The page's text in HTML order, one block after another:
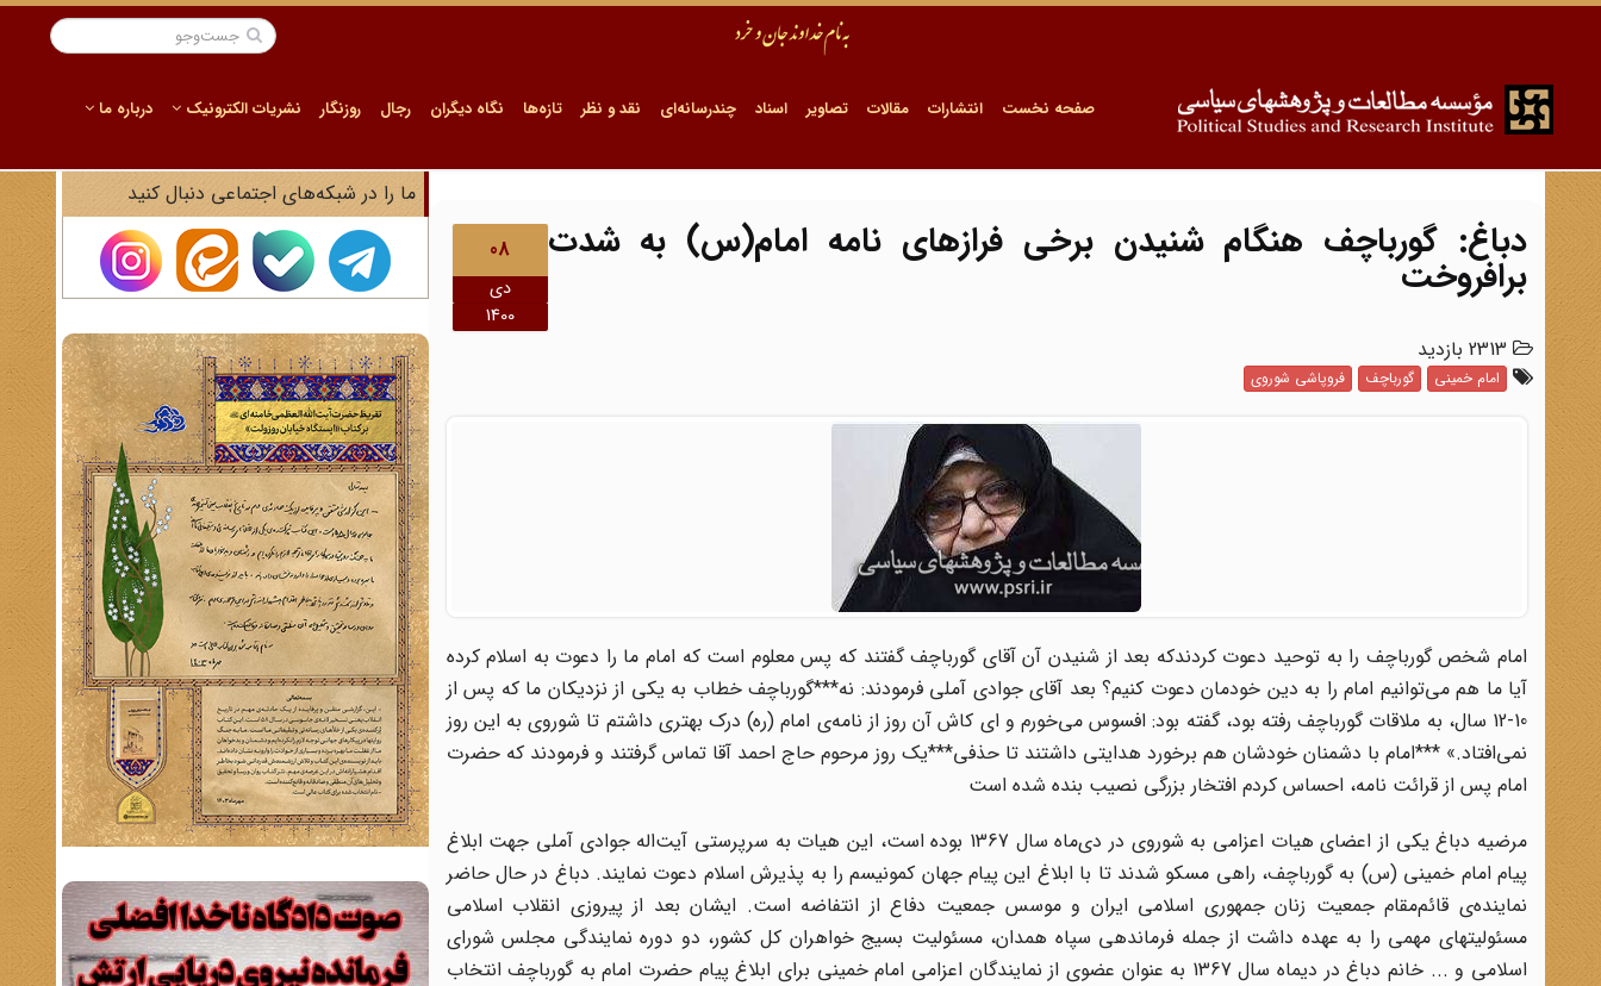
صفحه نخست انتشارات مقالات تصاویر اسناد چندرسانه‌ای نقد و نظر تازه‌ها نگاه دیگران رجال روزنگار نشریات الکترونیک درباره ما
08
دی
1400
دباغ: گورباچف هنگام شنیدن برخی فرازهای نامه‌ امام(س) به شدت
برافروخت
امام خمینی گورباچف فروپاشی شوروی
امام شخص گورباچف را به توحید دعوت کردندکه بعد از شنیدن آن آقاى گورباچف گفتند که پس‌ معلوم است که امام ما را دعوت به اسلام کرده
آیا ما هم مى‌توانیم امام را به دین خودمان دعوت کنیم؟ بعد آقاى جوادى آملى فرمودند: نه***گورباچف خطاب به یکی از نزدیکان ما که پس از
10-12 سال، به ملاقات گورباچف رفته بود، گفته بود: افسوس می‌خورم و ای کاش آن روز از نامه‌ی امام (ره) درک بهتری داشتم تا شوروی به این روز
نمی‌افتاد.» ***امام با دشمنان خودشان هم برخورد هدایتى داشتند تا حذفى***یک روز مرحوم حاج احمد آقا تماس گرفتند و فرمودند که حضرت
امام‌ پس از قرائت نامه، احساس کردم افتخار بزرگى نصیب بنده شده است
مرضیه دباغ یکی از اعضای هیات اعزامی به شوروی در دی‌ماه سال 1367 بوده است، این هیات به سرپرستی آیت‌اله جوادی آملی جهت ابلاغ
پیام امام خمینی (س) به گورباچف، راهی مسکو شدند تا با ابلاغ این پیام جهان کمونیسم را به پذیرش اسلام دعوت نمایند. دباغ در حال حاضر
نماینده‌ی قائم‌مقام جمعیت زنان جمهوری اسلامی ایران و موسس جمعیت دفاع از انتفاضه است. ایشان بعد از پیروزى انقلاب اسلامى
مسئولیتهاى مهمى را به عهده داشت از جمله فرماندهى سپاه همدان، مسئولیت بسیج خواهران کل کشور، دو دوره نمایندگى مجلس شوراى
اسلامى و ... خانم دباغ در دیماه سال 1367 به عنوان عضوى از نمایندگان اعزامى امام خمینى براى ابلاغ پیام حضرت امام به گورباچف انتخاب
ما را در شبکه‌های اجتماعی دنبال کنید